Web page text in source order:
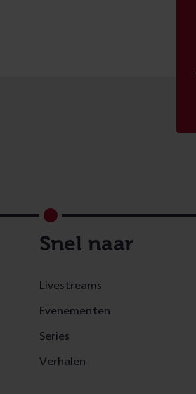
Footer
Snel naar
Livestreams
Evenementen
Series
Verhalen